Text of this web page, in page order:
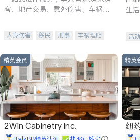
客、地产交易、意外伤害、车祸重
人身伤害 移民 刑事
车祸理赔
商标注册
索赔 律师-其它 保释
生
活
精英会员
2Win Cabinetry Inc.
精英
纽约
E